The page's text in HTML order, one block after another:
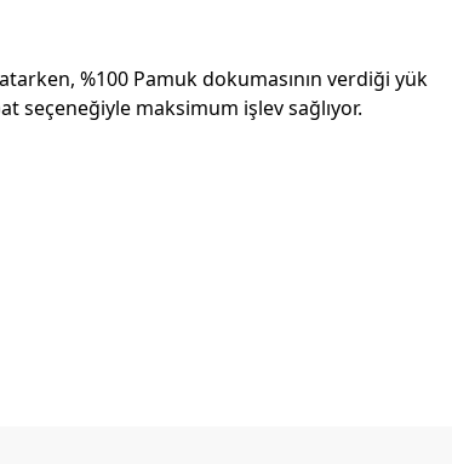
%100 Pamuk dokumasının verdiği yük
seçeneğiyle maksimum işlev sağlıyor.